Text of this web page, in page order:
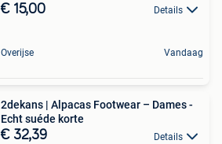
€ 15,00 Details
Overijse Vandaag
2dekans | Alpacas Footwear – Dames -
Echt suéde korte
€ 32,39 Details